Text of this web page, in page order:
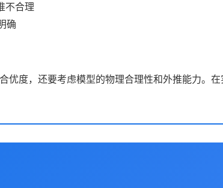
不合理
确
优度，还要考虑模型的物理合理性和外推能力。